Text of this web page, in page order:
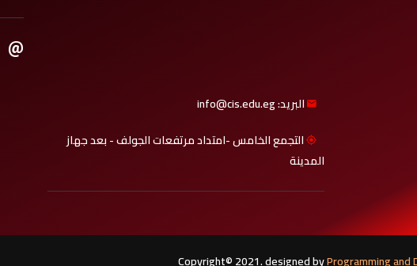
البريد: info@cis.edu.eg
التجمع الخامس -امتداد مرتفعات الجولف - بعد جهاز
المدينة
Copyright© 2021. designed byProgramming and